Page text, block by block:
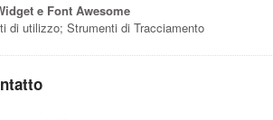
e Font Awesome
di utilizzo; Strumenti di Tracciamento